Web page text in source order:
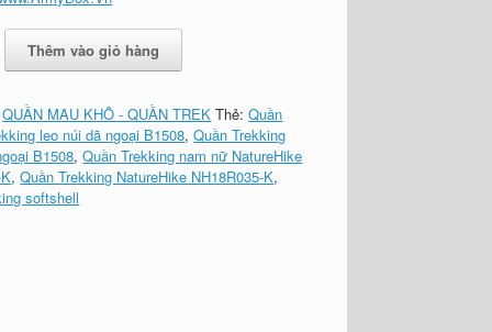
Thêm vào giỏ hàng
QUẦN MAU KHÔ - QUẦN TREK Thẻ:Quần
leo núi dã ngoại B1508,Quần Trekking
B1508,Quần Trekking nam nữ NatureHike
,Quần Trekking NatureHike NH18R035-K,
softshell